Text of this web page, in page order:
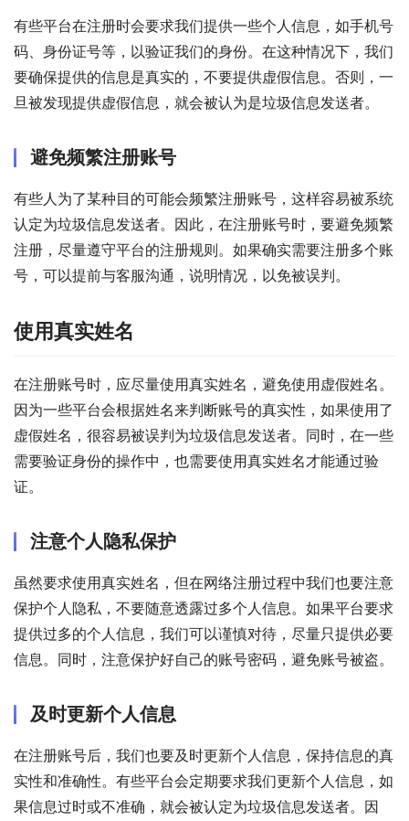
有些平台在注册时会要求我们提供一些个人信息，如手机号
码、身份证号等，以验证我们的身份。在这种情况下，我们
要确保提供的信息是真实的，不要提供虚假信息。否则，一
旦被发现提供虚假信息，就会被认为是垃圾信息发送者。
避免频繁注册账号
有些人为了某种目的可能会频繁注册账号，这样容易被系统
认定为垃圾信息发送者。因此，在注册账号时，要避免频繁
注册，尽量遵守平台的注册规则。如果确实需要注册多个账
号，可以提前与客服沟通，说明情况，以免被误判。
使用真实姓名
在注册账号时，应尽量使用真实姓名，避免使用虚假姓名。
因为一些平台会根据姓名来判断账号的真实性，如果使用了
虚假姓名，很容易被误判为垃圾信息发送者。同时，在一些
需要验证身份的操作中，也需要使用真实姓名才能通过验
证。
注意个人隐私保护
虽然要求使用真实姓名，但在网络注册过程中我们也要注意
保护个人隐私，不要随意透露过多个人信息。如果平台要求
提供过多的个人信息，我们可以谨慎对待，尽量只提供必要
信息。同时，注意保护好自己的账号密码，避免账号被盗。
及时更新个人信息
在注册账号后，我们也要及时更新个人信息，保持信息的真
实性和准确性。有些平台会定期要求我们更新个人信息，如
果信息过时或不准确，就会被认定为垃圾信息发送者。因